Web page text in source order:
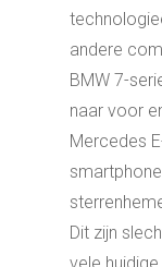
andere
BMW 7-
naar voor
Mercedes
Dit zijn